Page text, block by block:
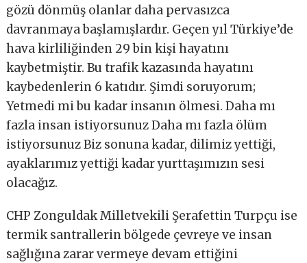
gözü dönmüş olanlar daha pervasızca
davranmaya başlamışlardır. Geçen yıl Türkiye’de
hava kirliliğinden 29 bin kişi hayatını
kaybetmiştir. Bu trafik kazasında hayatını
kaybedenlerin 6 katıdır. Şimdi soruyorum;
Yetmedi mi bu kadar insanın ölmesi. Daha mı
fazla insan istiyorsunuz Daha mı fazla ölüm
istiyorsunuz Biz sonuna kadar, dilimiz yettiği,
ayaklarımız yettiği kadar yurttaşımızın sesi
olacağız.
CHP Zonguldak Milletvekili Şerafettin Turpçu ise
termik santrallerin bölgede çevreye ve insan
sağlığına zarar vermeye devam ettiğini